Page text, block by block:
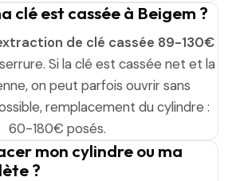
clé est cassée à Beigem ?
de clé cassée 89-130€
Si la clé est cassée net et la
on peut parfois ouvrir sans
remplacement du cylindre :
60-180€ posés.
mon cylindre ou ma
?